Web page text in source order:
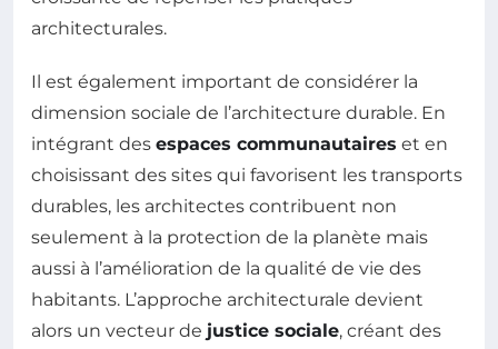
architecturales.
Il est également important de considérer la
dimension sociale de l’architecture durable. En
intégrant des espaces communautaires et en
choisissant des sites qui favorisent les transports
durables, les architectes contribuent non
seulement à la protection de la planète mais
aussi à l’amélioration de la qualité de vie des
habitants. L’approche architecturale devient
alors un vecteur de justice sociale, créant des